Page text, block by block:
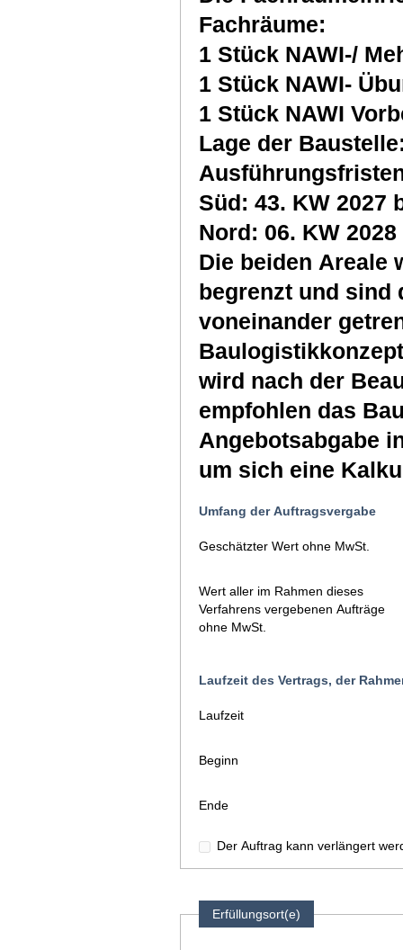
Fachräume:
1 Stück NAWI-/
1 Stück NAWI-
1 Stück NAWI
Lage der
Die beiden Areale
begrenzt und sind
voneinander
wird nach der
empfohlen das
Angebotsabgabe
um sich eine
Umfang der Auftragsvergabe
Geschätzter Wert ohne MwSt.
Wert aller im Rahmen dieses
Verfahrens vergebenen Aufträge
ohne MwSt.
Laufzeit des Vertrags, der
Laufzeit
Beginn
Ende
Der Auftrag kann verlängert
Erfüllungsort(e)